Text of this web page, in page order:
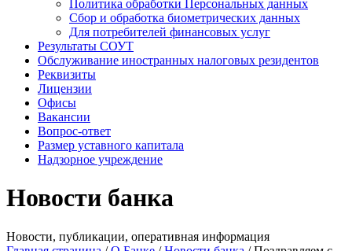
Политика обработки Персональных данных
Сбор и обработка биометрических данных
Для потребителей финансовых услуг
Результаты СОУТ
Обслуживание иностранных налоговых резидентов
Реквизиты
Лицензии
Офисы
Вакансии
Вопрос-ответ
Размер уставного капитала
Надзорное учреждение
Новости банка
Новости, публикации, оперативная информация